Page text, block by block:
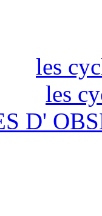
les
les
D'